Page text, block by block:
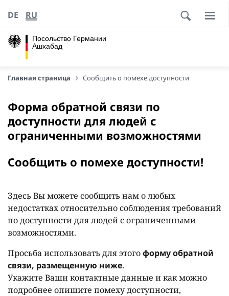
Посольство Германии
Ашхабад
DE RU
Главная страница Сообщить о помехе доступности
Форма обратной связи по
доступности для людей с
ограниченными возможностями
Сообщить о помехе доступности!
Здесь Вы можете сообщить нам о любых
недостатках относительно соблюдения требований
по доступности для людей с ограниченными
возможностями.
Просьба использовать для этогоформу обратной
связи, размещенную ниже.
Укажите Ваши контактные данные и как можно
подробнее опишите помеху доступности,